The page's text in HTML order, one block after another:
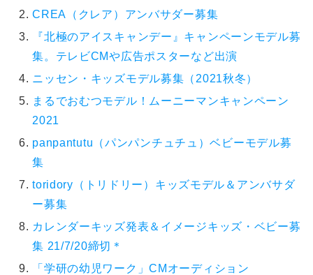
CREA（クレア）アンバサダー募集
『北極のアイスキャンデー』キャンペーンモデル募
集。テレビCMや広告ポスターなど出演
ニッセン・キッズモデル募集（2021秋冬）
まるでおむつモデル！ムーニーマンキャンペーン
2021
panpantutu（パンパンチュチュ）ベビーモデル募
集
toridory（トリドリー）キッズモデル＆アンバサダ
ー募集
カレンダーキッズ発表＆イメージキッズ・ベビー募
集 21/7/20締切＊
「学研の幼児ワーク」CMオーディション